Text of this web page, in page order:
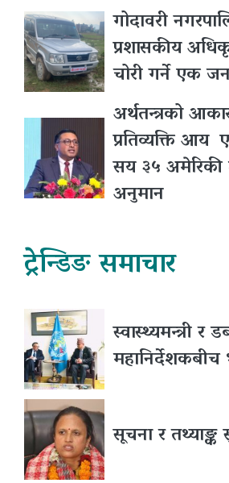
गोदावरी
प्रशासकीय
चोरी गर्ने एक
अर्थतन्त्रको
प्रतिव्यक्ति आय
सय ३५ अमेरिकी
अनुमान
ट्रेन्डिङ समाचार
स्वास्थ्यमन्त्री
महानिर्देशकबीच
सूचना र तथ्याङ्क